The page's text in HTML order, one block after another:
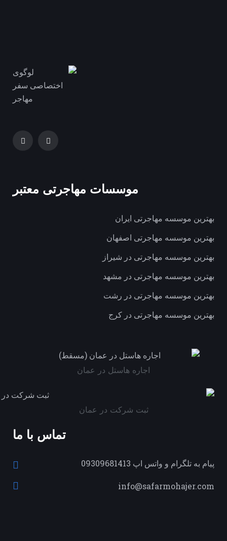
موسسات مهاجرتی معتبر
بهترین موسسه مهاجرتی ایران
بهترین موسسه مهاجرتی اصفهان
بهترین موسسه مهاجرتی در شیراز
بهترین موسسه مهاجرتی در مشهد
بهترین موسسه مهاجرتی در رشت
بهترین موسسه مهاجرتی در کرج
اجاره هاستل در عمان
ثبت شرکت در عمان
تماس با ما
پیام به تلگرام و واتس اپ 09309681413
info@safarmohajer.com